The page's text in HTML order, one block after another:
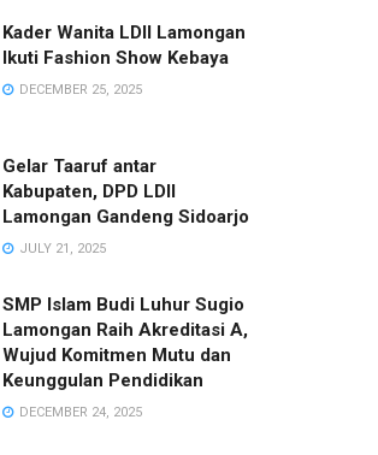
Kader Wanita LDII Lamongan
Ikuti Fashion Show Kebaya
DECEMBER 25, 2025
Gelar Taaruf antar
Kabupaten, DPD LDII
Lamongan Gandeng Sidoarjo
JULY 21, 2025
SMP Islam Budi Luhur Sugio
Lamongan Raih Akreditasi A,
Wujud Komitmen Mutu dan
Keunggulan Pendidikan
DECEMBER 24, 2025